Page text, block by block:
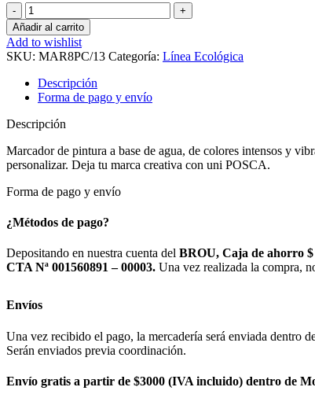
Marcador
uni
POSCA
8
mm
Verde
Claro
cantidad
Añadir al carrito
Add to wishlist
SKU: MAR8PC/13 Categoría: Línea Ecológica
Descripción
Forma de pago y envío
Descripción
Marcador de pintura a base de agua, de colores intensos y
personalizar. Deja tu marca creativa con uni POSCA.
Forma de pago y envío
¿Métodos de pago?
Depositando en nuestra cuenta del BROU, Caja de ahorro $
CTA Nª 001560891 – 00003. Una vez realizada la compra,
Envíos
Una vez recibido el pago, la mercadería será enviada dentro
Serán enviados previa coordinación.
Envío gratis a partir de $3000 (IVA incluido) dentro de